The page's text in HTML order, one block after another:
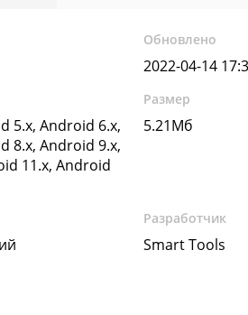
Обновлено
2022-04-14
5.x, Android 6.x,
8.x, Android 9.x,
11.x, Android
Размер
5.21Мб
Разработчик
Smart Tools